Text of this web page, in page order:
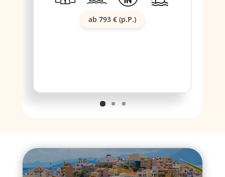
ab 793 € (p.P.)